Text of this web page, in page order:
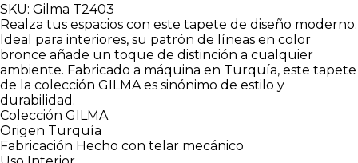
SKU: Gilma T2403
Realza tus espacios con este tapete de diseño moderno.
Ideal para interiores, su patrón de líneas en color
bronce añade un toque de distinción a cualquier
ambiente. Fabricado a máquina en Turquía, este tapete
de la colección GILMA es sinónimo de estilo y
durabilidad.
Colección GILMA
Origen Turquía
Fabricación Hecho con telar mecánico